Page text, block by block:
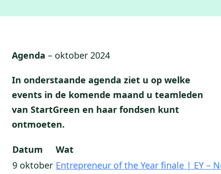
Agenda – oktober 2024
In onderstaande agenda ziet u op welke
events in de komende maand u teamleden
van StartGreen en haar fondsen kunt
ontmoeten.
Datum
Wat
9 oktober Entrepreneur of the Year finale | EY –